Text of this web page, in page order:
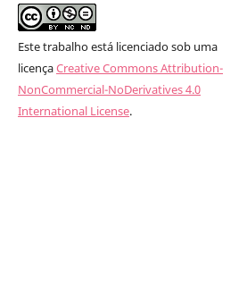
Este trabalho está licenciado sob uma
licençaCreative Commons Attribution-
NonCommercial-NoDerivatives 4.0
International License.